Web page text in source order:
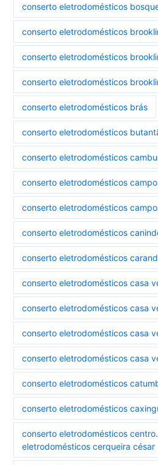
conserto eletrodomésticos
conserto eletrodomésticos
conserto eletrodomésticos
conserto eletrodomésticos
conserto eletrodomésticos brás
conserto eletrodomésticos
conserto eletrodomésticos
conserto eletrodomésticos
conserto eletrodomésticos
conserto eletrodomésticos
conserto eletrodomésticos
conserto eletrodomésticos casa
conserto eletrodomésticos casa
conserto eletrodomésticos casa
conserto eletrodomésticos casa
conserto eletrodomésticos
conserto eletrodomésticos
conserto eletrodomésticos
eletrodomésticos cerqueira césar